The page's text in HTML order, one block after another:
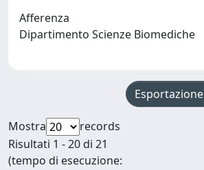
Afferenza
Dipartimento Scienze Biomediche
Esportazione
Mostra
records
Risultati 1 - 20 di 21
(tempo di esecuzione: